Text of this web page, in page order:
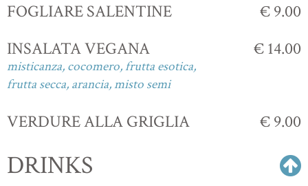
FOGLIARE SALENTINE
€ 9.00
INSALATA VEGANA
misticanza, cocomero, frutta esotica,
frutta secca, arancia, misto semi
€ 14.00
VERDURE ALLA GRIGLIA € 9.00
DRINKS